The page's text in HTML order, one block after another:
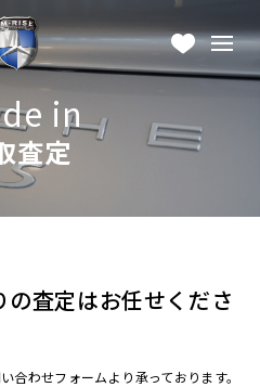
in
査定
査定はお任せくださ
合わせフォームより承っております。